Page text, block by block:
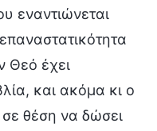
εναντιώνεται
Θεό έχει
και ακόμα κι ο
σε θέση να δώσει